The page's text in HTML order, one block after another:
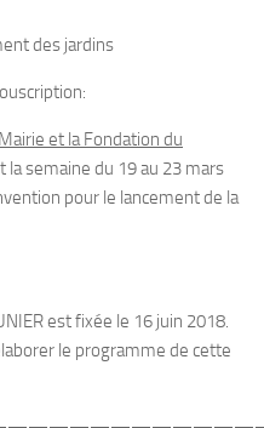
des jardins
et la Fondation du
semaine du 19 au 23 mars
pour le lancement de la
est fixée le 16 juin 2018.
le programme de cette